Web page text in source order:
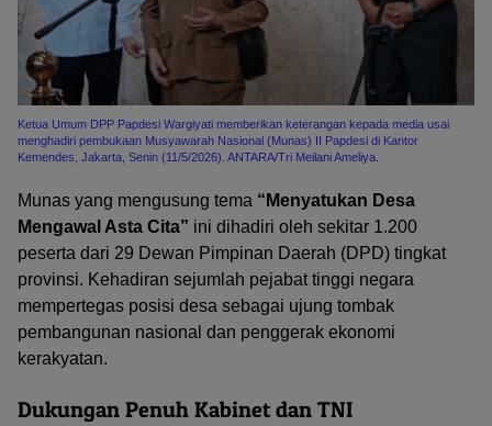
Ketua Umum DPP Papdesi Wargiyati memberikan keterangan kepada media usai
menghadiri pembukaan Musyawarah Nasional (Munas) II Papdesi di Kantor
Kemendes, Jakarta, Senin (11/5/2026). ANTARA/Tri Meilani Ameliya.
Munas yang mengusung tema “Menyatukan Desa
Mengawal Asta Cita” ini dihadiri oleh sekitar 1.200
peserta dari 29 Dewan Pimpinan Daerah (DPD) tingkat
provinsi. Kehadiran sejumlah pejabat tinggi negara
mempertegas posisi desa sebagai ujung tombak
pembangunan nasional dan penggerak ekonomi
kerakyatan.
Dukungan Penuh Kabinet dan TNI